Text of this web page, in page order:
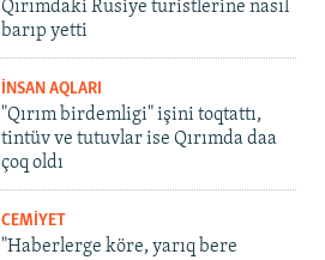
Qırımdaki Rusiye turistlerine nasıl
barıp yetti
İNSAN AQLARI
"Qırım birdemligi" işini toqtattı,
tintüv ve tutuvlar ise Qırımda daa
çoq oldı
CEMİYET
"Haberlerge köre, yarıq bere